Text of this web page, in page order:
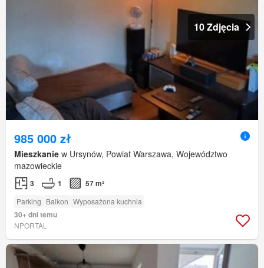
10 Zdjęcia
985 000 zł
Mieszkanie w Ursynów, Powiat Warszawa, Województwo
mazowieckie
3 1 57 m²
Parking Balkon Wyposażona kuchnia
30+ dni temu
NPORTAL